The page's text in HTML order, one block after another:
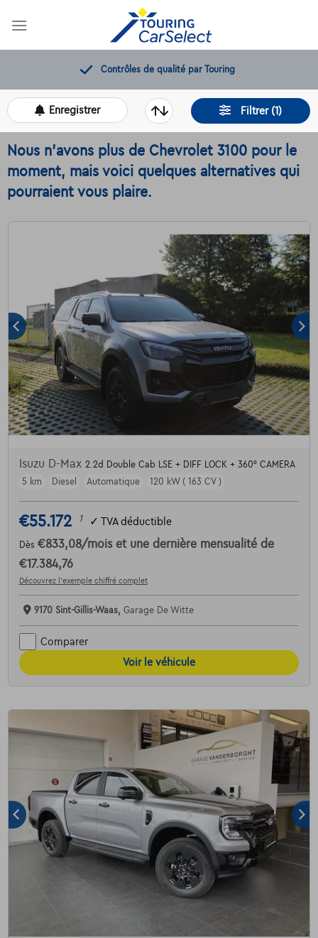
Contrôles de qualité par Touring
Filtrer (1)
Enregistrer
Nous n'avons plus de Chevrolet 3100 pour le
moment, mais voici quelques alternatives qui
pourraient vous plaire.
Isuzu D-Max 2.2d Double Cab LSE + DIFF LOCK + 360° CAMERA
5 km
Diesel Automatique 120 kW ( 163 CV )
€55.172 1 ✓ TVA déductible
Dès €833,08/mois et une dernière mensualité de
€17.384,76
Découvrez l’exemple chiffré complet
9170 Sint-Gillis-Waas, Garage De Witte
Comparer
Voir le véhicule